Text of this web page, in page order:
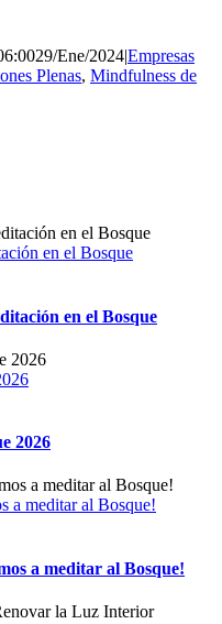
29/Ene/2024|Empresas
Plenas, Mindfulness de
en el Bosque
en el Bosque
2026
a meditar al Bosque!
a meditar al Bosque!